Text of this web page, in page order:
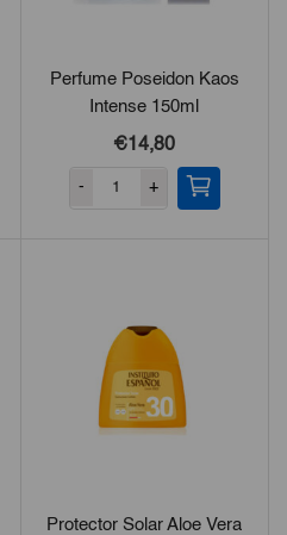
Perfume Poseidon Kaos
Intense 150ml
€14,80
- +
Protector Solar Aloe Vera